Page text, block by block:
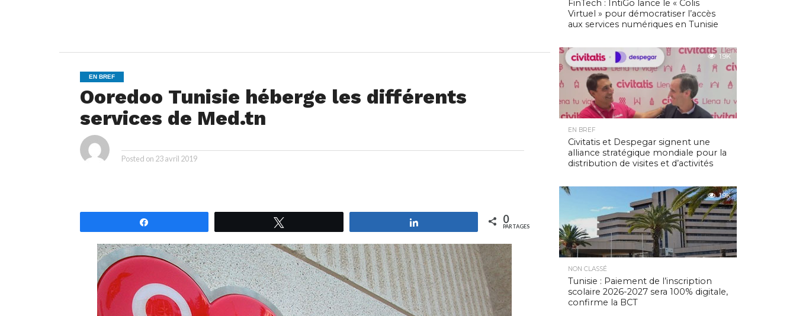
EN BREF
Ooredoo Tunisie héberge les différents
services de Med.tn
Posted on 23 avril 2019
0
PARTAGES
FinTech : IntiGo lance le « Colis
Virtuel » pour démocratiser l’accès
aux services numériques en Tunisie
1.9K
EN BREF
Civitatis et Despegar signent une
alliance stratégique mondiale pour la
distribution de visites et d’activités
1.9K
NON CLASSÉ
Tunisie : Paiement de l’inscription
scolaire 2026-2027 sera 100% digitale,
confirme la BCT